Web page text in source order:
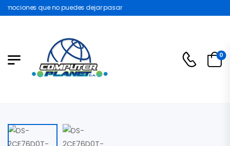
que no puedes dejar pasar
0